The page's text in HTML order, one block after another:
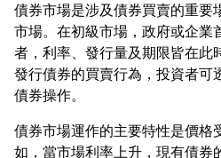
債券市場是涉及債券買賣的重要
市場。在初級市場，政府或企業
者，利率、發行量及期限皆在此
發行債券的買賣行為，投資者可
債券市場運作的主要特性是價格
如，當市場利率上升，現有債券